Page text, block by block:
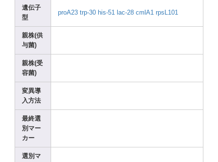
遺伝子
型
proA23 trp-30 his-51 lac-28 cmlA1 rpsL101
親株(供
与菌)
親株(受
容菌)
変異導
入方法
最終選
別マー
カー
選別マ